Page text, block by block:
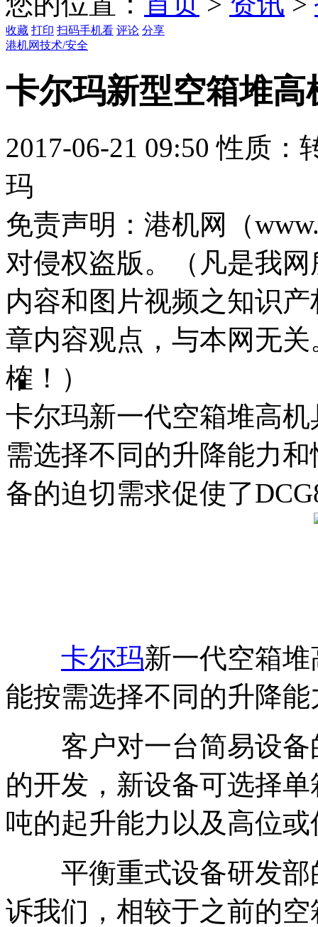
收藏 打印 扫码手机看 评论 分享
港机网技术/安全
卡尔玛新型空箱堆
2017-06-21 09:50 性质：
玛
免责声明： 港机网（
对侵权盗版。（凡是我
内容和图片视频之知识
章内容观点，与本网无
榷！）
卡尔玛新一代空箱堆高
需选择不同的升降能力
备的迫切需求促使了
卡尔玛新一代空箱
能按需选择不同的升降
客户对一台简易设备
的开发，新设备可选择
吨的起升能力以及高位
平衡重式设备研发部
诉我们，相较于之前的